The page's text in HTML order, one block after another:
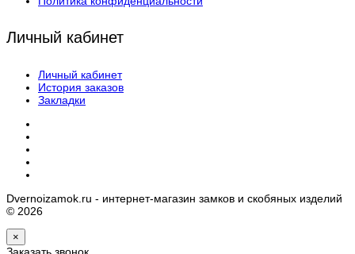
Личный кабинет
Личный кабинет
История заказов
Закладки
Dvernoizamok.ru - интернет-магазин замков и скобяных изделий
© 2026
×
Заказать звонок